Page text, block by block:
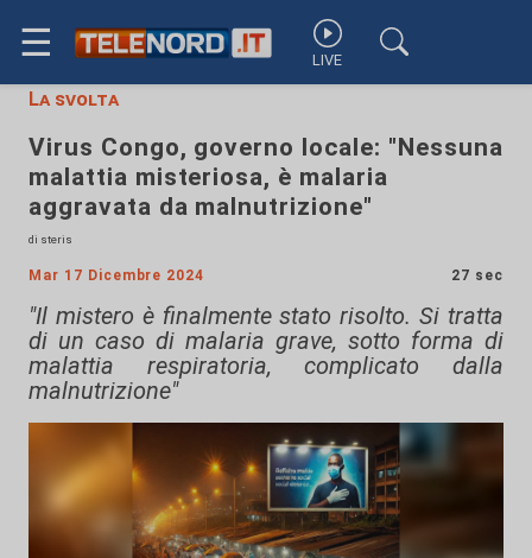
☰ LIVE
La svolta
Virus Congo, governo locale: "Nessuna
malattia misteriosa, è malaria
aggravata da malnutrizione"
di steris
Mar 17 Dicembre 2024 27 sec
"Il mistero è finalmente stato risolto. Si tratta
di un caso di malaria grave, sotto forma di
malattia respiratoria, complicato dalla
malnutrizione"